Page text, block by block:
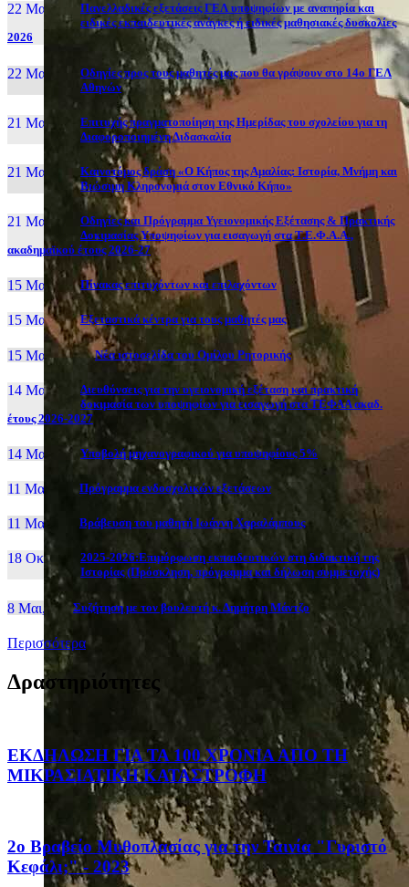
22 Μαι, 26
Πανελλαδικές εξετάσεις ΓΕΛ υποψηφίων με αναπηρία και
ειδικές εκπαιδευτικές ανάγκες ή ειδικές μαθησιακές δυσκολίες
2026
22 Μαι, 26
Οδηγίες προς τους μαθητές μας που θα γράψουν στο 14ο ΓΕΛ
Αθηνών
21 Μαι, 26
Επιτυχής πραγματοποίηση της Ημερίδας του σχολείου για τη
Διαφοροποιημένη Διδασκαλία
21 Μαι, 26
Καινοτόμος δράση «Ο Κήπος της Αμαλίας: Ιστορία, Μνήμη και
Βιώσιμη Κληρονομιά στον Εθνικό Κήπο»
21 Μαι, 26
Οδηγίες και Πρόγραμμα Υγειονομικής Εξέτασης & Πρακτικής
Δοκιμασίας Υποψηφίων για εισαγωγή στα Τ.Ε.Φ.Α.Α.,
ακαδημαϊκού έτους 2026-27
15 Μαι, 26 Πίνακας επιτυχόντων και επιλαχόντων
15 Μαι, 26 Εξεταστικά κέντρα για τους μαθητές μας
15 Μαι, 2026 Νέα ιστοσελίδα του Ομίλου Ρητορικής
14 Μαι, 26
Διευθύνσεις για την υγειονομική εξέταση και πρακτική
δοκιμασία των υποψηφίων για εισαγωγή στα ΤΕΦΑΑ ακαδ.
έτους 2026-2027
14 Μαι, 26 Yποβολή μηχανογραφικού για υποψηφίους 5%
11 Μαι, 26 Πρόγραμμα ενδοσχολικών εξετάσεων
11 Μαι, 26 Βράβευση του μαθητή Ιωάννη Χαραλάμπους
18 Οκτ, 25
2025-2026:Επιμόρφωση εκπαιδευτικών στη διδακτική της
Ιστορίας (Πρόσκληση, πρόγραμμα και δήλωση συμμετοχής)
8 Μαι, 26 Συζήτηση με τον βουλευτή κ. Δημήτρη Μάντζο
Περισσότερα
Δραστηριότητες
ΕΚΔΗΛΩΣΗ ΓΙΑ ΤΑ 100 ΧΡΟΝΙΑ ΑΠΟ ΤΗ
ΜΙΚΡΑΣΙΑΤΙΚΗ ΚΑΤΑΣΤΡΟΦΗ
2ο Βραβείο Μυθοπλασίας για την Ταινία "Γυριστό
Κεφάλι;" - 2023